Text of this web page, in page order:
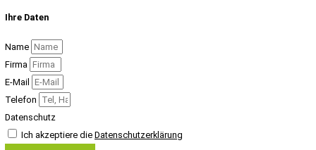
Ihre Daten
Name
Firma
E-Mail
Telefon
Datenschutz
Ich akzeptiere die Datenschutzerklärung